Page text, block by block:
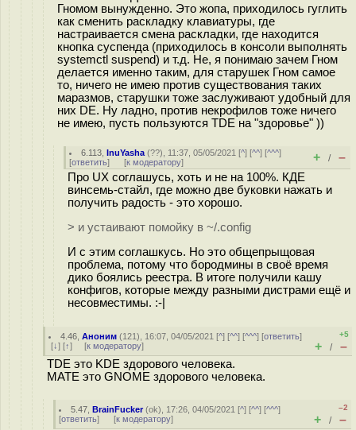
Гномом вынужденно. Это жoпa, приходилось гуглить
как сменить раскладку клавиатуры, где
настраивается смена раскладки, где находится
кнопка суспенда (приходилось в консоли выполнять
systemctl suspend) и т.д. Не, я понимаю зачем Гном
делается именно таким, для старушек Гном самое
то, ничего не имею против существования таких
маразмов, старушки тоже заслуживают удобный для
них DE. Ну ладно, против некрофилов тоже ничего
не имею, пусть пользуются TDE на "здоровье" ))
6.113 ,InuYasha (??), 11:37, 05/05/2021 [^] [^^] [^^^]
[ответить] [к модератору] + / –
Про UX соглашусь, хоть и не на 100%. КДЕ
винсемь-стайл, где можно две буковки нажать и
получить радость - это хорошо.
> и устаивают помойку в ~/.config
И с этим соглашкусь. Но это общепрыщовая
проблема, потому что бородмины в своё время
дико боялись реестра. В итоге получили кашу
конфигов, которые между разными дистрами ещё и
несовместимы. :-|
4.46 ,Аноним (121), 16:07, 04/05/2021 [^] [^^] [^^^] [ответить]
[↓] [↑] [к модератору]
+5
+ / –
TDE это KDE здорового человека.
MATE это GNOME здорового человека.
5.47 ,BrainFucker(ok), 17:26, 04/05/2021 [^] [^^] [^^^]
[ответить] [к модератору]
–2
+ / –